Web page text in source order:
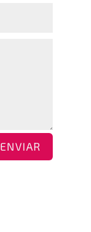
ENVIAR